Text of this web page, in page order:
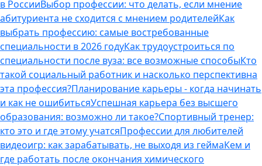
в РоссииВыбор профессии: что делать, если мнение
абитуриента не сходится с мнением родителейКак
выбрать профессию: самые востребованные
специальности в 2026 годуКак трудоустроиться по
специальности после вуза: все возможные способыКто
такой социальный работник и насколько перспективна
эта профессия?Планирование карьеры - когда начинать
и как не ошибитьсяУспешная карьера без высшего
образования: возможно ли такое?Спортивный тренер:
кто это и где этому учатсяПрофессии для любителей
видеоигр: как зарабатывать, не выходя из геймаКем и
где работать после окончания химического